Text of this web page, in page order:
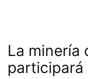
La minería
participará